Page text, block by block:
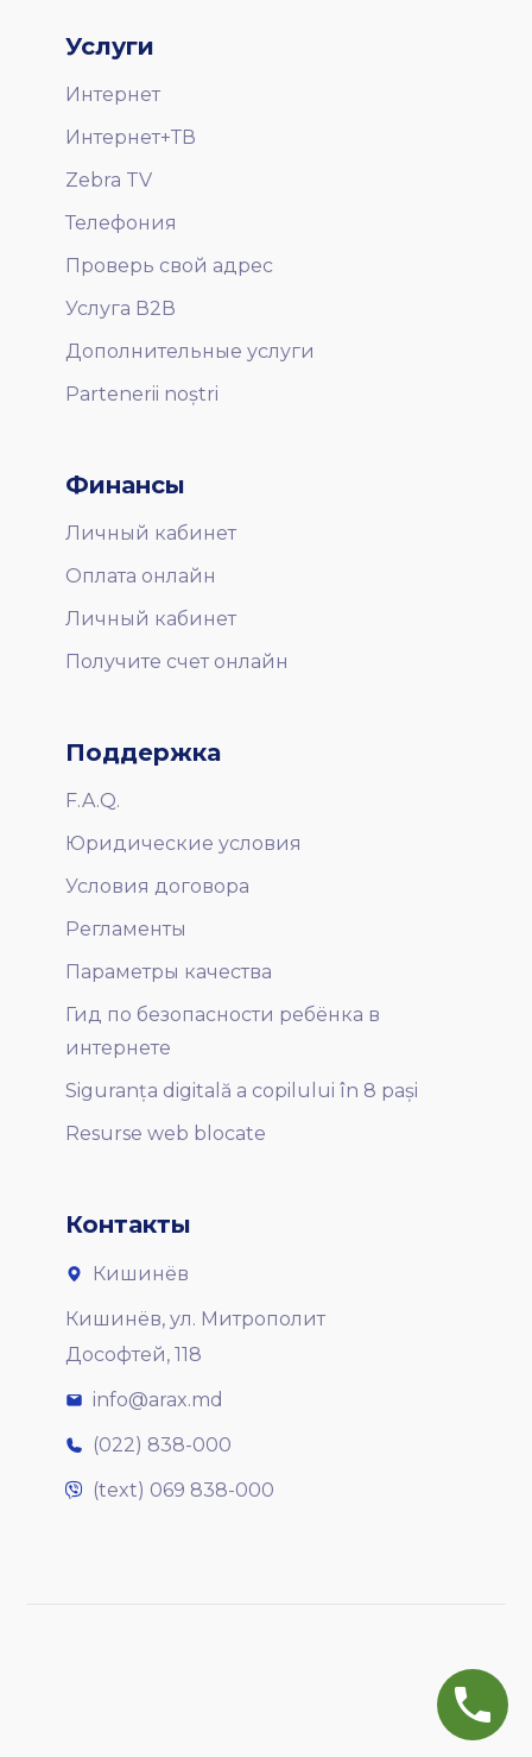
Услуги
Интернет
Интернет+ТВ
Zebra TV
Телефония
Проверь свой адрес
Услуга В2В
Дополнительные услуги
Partenerii noștri
Финансы
Личный кабинет
Оплата онлайн
Личный кабинет
Получите счет онлайн
Поддержка
F.A.Q.
Юридические условия
Условия договора
Регламенты
Параметры качества
Гид по безопасности ребёнка в
интернете
Siguranța digitală a copilului în 8 pași
Resurse web blocate
Контакты
Кишинёв
Кишинёв, ул. Митрополит
Дософтей, 118
info@arax.md
(022) 838-000
(text) 069 838-000